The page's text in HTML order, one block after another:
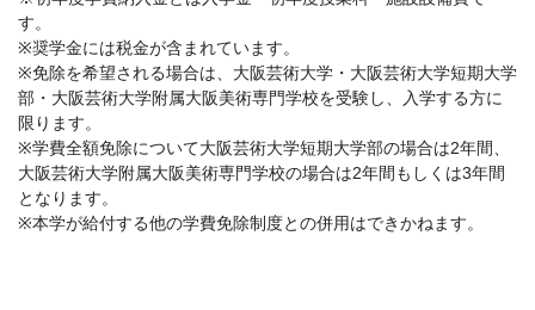
す。
※奨学金には税金が含まれています。
※免除を希望される場合は、大阪芸術大学・大阪芸術大学短期大学
部・大阪芸術大学附属大阪美術専門学校を受験し、入学する方に
限ります。
※学費全額免除について大阪芸術大学短期大学部の場合は2年間、
大阪芸術大学附属大阪美術専門学校の場合は2年間もしくは3年間
となります。
※本学が給付する他の学費免除制度との併用はできかねます。